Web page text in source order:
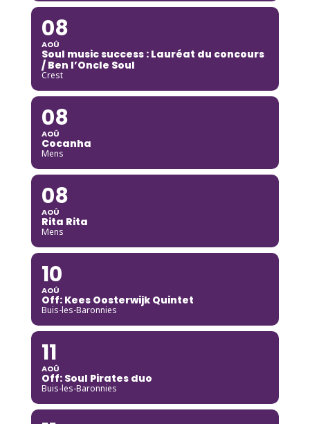
08
AOÛ
Soul music success : Lauréat du concours
/ Ben l’Oncle Soul
Crest
08
AOÛ
Cocanha
Mens
08
AOÛ
Rita Rita
Mens
10
AOÛ
Off: Kees Oosterwijk Quintet
Buis-les-Baronnies
11
AOÛ
Off: Soul Pirates duo
Buis-les-Baronnies